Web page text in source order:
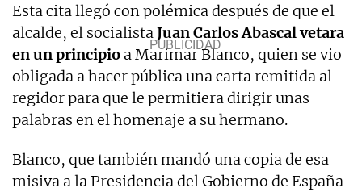
Esta cita llegó con polémica después de que el
alcalde, el socialistaJuan Carlos Abascal vetara
en un principio a Marimar Blanco, quien se vio
obligada a hacer pública una carta remitida al
regidor para que le permitiera dirigir unas
palabras en el homenaje a su hermano.
Blanco, que también mandó una copia de esa
misiva a la Presidencia del Gobierno de España